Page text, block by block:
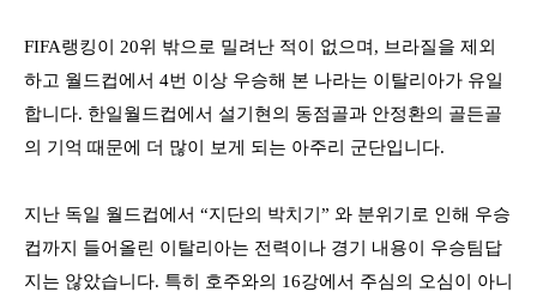
FIFA랭킹이 20위 밖으로 밀려난 적이 없으며 , 브라질을 제외
하고 월드컵에서 4번 이상 우승해 본 나라는 이탈리아가 유일
합니다. 한일월드컵에서 설기현의 동점골과 안정환의 골든골
의 기억 때문에 더 많이 보게 되는 아주리 군단입니다.
지난 독일 월드컵에서 “지단의 박치기 ” 와 분위기로 인해 우승
컵까지 들어올린 이탈리아는 전력이나 경기 내용이 우승팀답
지는 않았습니다. 특히 호주와의 16강에서 주심의 오심이 아니